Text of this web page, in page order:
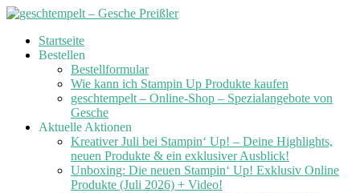
Skip
Startseite
Bestellen
Bestellformular
Wie kann ich Stampin Up Produkte kaufen
geschtempelt – Online-Shop – Spezialangebote von
Gesche
Aktuelle Aktionen
Kreativer Juli bei Stampin‘ Up! – Deine Highlights,
neuen Produkte & ein exklusiver Ausblick!
Unboxing: Die neuen Stampin‘ Up! Exklusiv Online
Produkte (Juli 2026) + Video!